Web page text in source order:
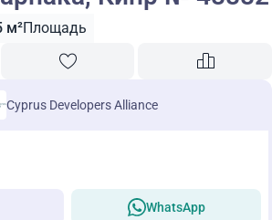
м²Площадь
Cyprus Developers Alliance
WhatsApp